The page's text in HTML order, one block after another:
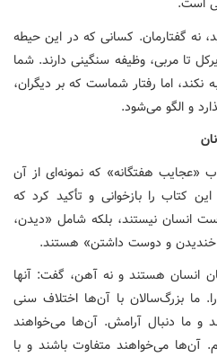
نه گفتارمان. کسانی که در این حیطه
تا مربی، وظیفه سنگینی دارند. شما
نکند، اما رفتار شماست که بر دیگران،
و الگو می‌شود.
«عجایب هفتگانه» که نمونه‌ای از آن
کتاب را بازخوانی و تأکید کرد که
انسان نیستند، بلکه شامل «دیدن،
و دوست داشتن» هستند.
انسان هستند و نه آهن، گفت: آنها
ما بزرگ‌سالان با آن‌ها اختلاف سنی
و ما دنبال آرامش. آن‌ها می‌خواهند
آن‌ها می‌خواهند متفاوت باشند و با